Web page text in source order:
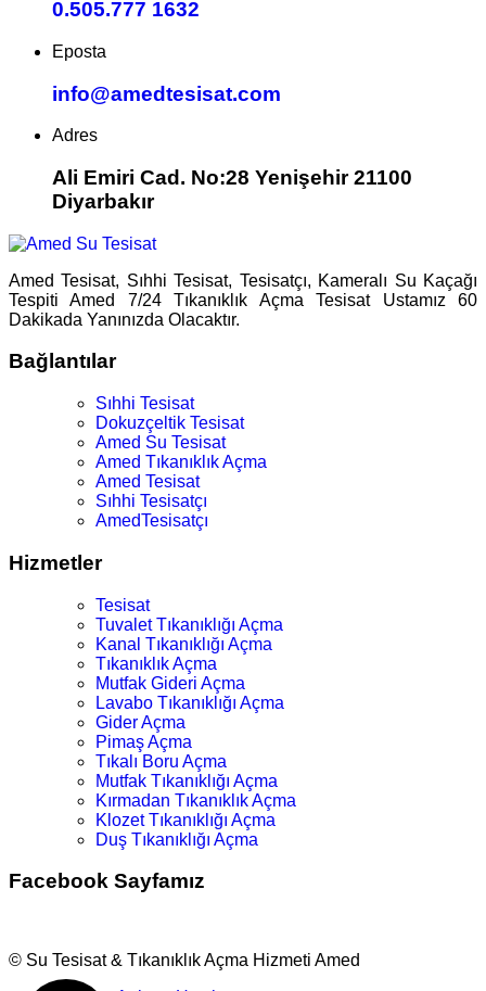
0.505.777 1632
Eposta
info@amedtesisat.com
Adres
Ali Emiri Cad. No:28 Yenişehir 21100
Diyarbakır
Amed Tesisat, Sıhhi Tesisat, Tesisatçı, Kameralı Su Kaçağı
Tespiti Amed 7/24 Tıkanıklık Açma Tesisat Ustamız 60
Dakikada Yanınızda Olacaktır.
Bağlantılar
Sıhhi Tesisat
Dokuzçeltik Tesisat
Amed Su Tesisat
Amed Tıkanıklık Açma
Amed Tesisat
Sıhhi Tesisatçı
AmedTesisatçı
Hizmetler
Tesisat
Tuvalet Tıkanıklığı Açma
Kanal Tıkanıklığı Açma
Tıkanıklık Açma
Mutfak Gideri Açma
Lavabo Tıkanıklığı Açma
Gider Açma
Pimaş Açma
Tıkalı Boru Açma
Mutfak Tıkanıklığı Açma
Kırmadan Tıkanıklık Açma
Klozet Tıkanıklığı Açma
Duş Tıkanıklığı Açma
Facebook Sayfamız
© Su Tesisat & Tıkanıklık Açma Hizmeti Amed